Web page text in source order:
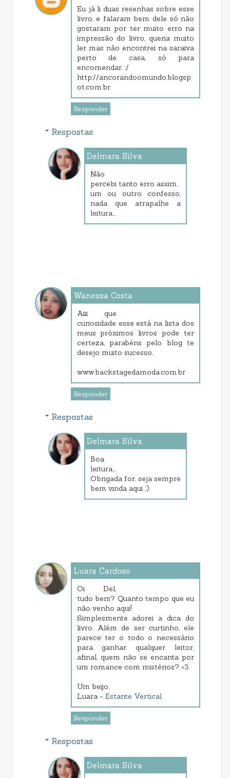
Eu já li duas resenhas sobre esse
livro, e falaram bem dele só não
gostaram por ter muito erro na
impressão do livro, queria muito
ler mas não encontrei na saraiva
perto de casa, só para
encomendar. :/
http://ancorandoomundo.blogsp
ot.com.br
Responder
Respostas
Delmara Silva
Não
percebi tanto erro assim,
um ou outro confesso,
nada que atrapalhe a
leitura...
Wanessa Costa
Aiii que
curiosidade esse está na lista dos
meus próximos livros pode ter
certeza, parabéns pelo blog te
desejo muito sucesso.
www.backstagedamoda.com.br
Responder
Respostas
Delmara Silva
Boa
leitura...
Obrigada for, seja sempre
bem vinda aqui ;)
Luara Cardoso
Oi Del,
tudo bem? Quanto tempo que eu
não venho aqui!
Simplesmente adorei a dica do
livro. Além de ser curtinho, ele
parece ter o todo o necessário
para ganhar qualquer leitor,
afinal, quem não se encanta por
um romance com mistérios? <3
Um beijo,
Luara - Estante Vertical
Responder
Respostas
Delmara Silva